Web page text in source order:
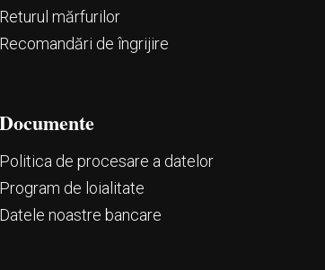
Returul mărfurilor
Recomandări de îngrijire
Documente
Politica de procesare a datelor
Program de loialitate
Datele noastre bancare